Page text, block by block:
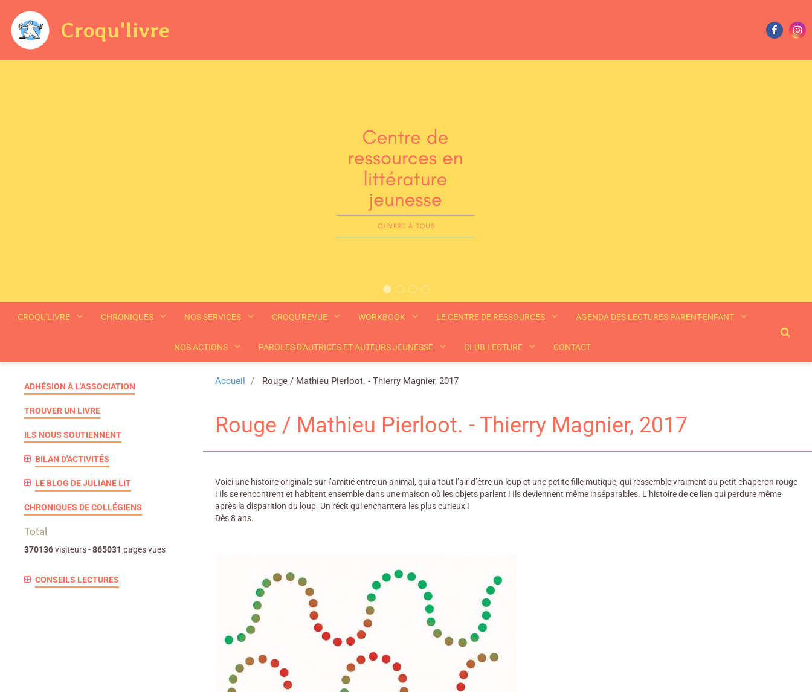
Croqu'livre
CROQU'LIVRE CHRONIQUES NOS SERVICES CROQU'REVUE WORKBOOK LE CENTRE DE RESSOURCES AGENDA DES LECTURES PARENT-ENFANT
NOS ACTIONS PAROLES D'AUTRICES ET AUTEURS JEUNESSE CLUB LECTURE CONTACT
Accueil Rouge / Mathieu Pierloot. - Thierry Magnier, 2017
Rouge / Mathieu Pierloot. - Thierry Magnier, 2017
Voici une histoire originale sur l’amitié entre un animal, qui a tout l’air d’être un loup et une petite fille mutique, qui ressemble vraiment au petit chaperon rouge
! Ils se rencontrent et habitent ensemble dans une maison où les objets parlent ! Ils deviennent même inséparables. L’histoire de ce lien qui perdure même
après la disparition du loup. Un récit qui enchantera les plus curieux !
Dès 8 ans.
ADHÉSION À L'ASSOCIATION
TROUVER UN LIVRE
ILS NOUS SOUTIENNENT
BILAN D'ACTIVITÉS
LE BLOG DE JULIANE LIT
CHRONIQUES DE COLLÉGIENS
Total
370136visiteurs -865031 pages vues
CONSEILS LECTURES